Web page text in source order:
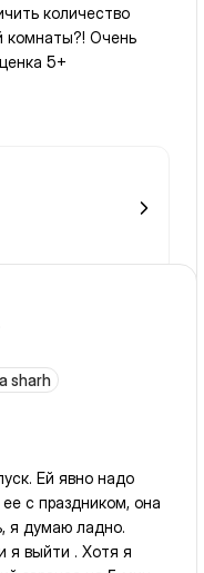
комнаты?! Очень
5+
sharh
Ей явно надо
я думаю ладно.
я выйти . Хотя я